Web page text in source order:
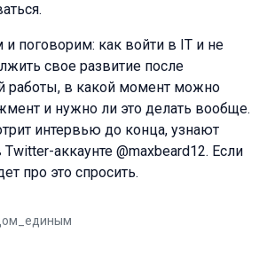
поговорим: как войти в IT и не
свое развитие после
работы, в какой момент можно
и нужно ли это делать вообще.
интервью до конца, узнают
аккаунте @maxbeard12. Если
про это спросить.